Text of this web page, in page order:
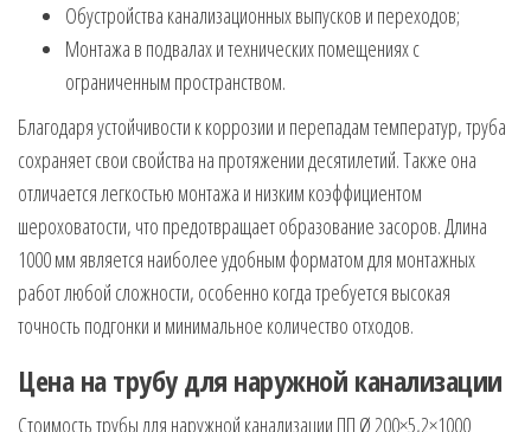
Обустройства канализационных выпусков и переходов;
Монтажа в подвалах и технических помещениях с
ограниченным пространством.
Благодаря устойчивости к коррозии и перепадам температур, труба
сохраняет свои свойства на протяжении десятилетий. Также она
отличается легкостью монтажа и низким коэффициентом
шероховатости, что предотвращает образование засоров. Длина
1000 мм является наиболее удобным форматом для монтажных
работ любой сложности, особенно когда требуется высокая
точность подгонки и минимальное количество отходов.
Цена на трубу для наружной канализации
Стоимость трубы для наружной канализации ПП Ø 200×5,2×1000